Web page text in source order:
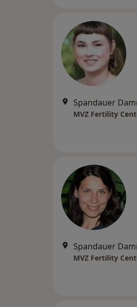
Spandauer
MVZ Fertility
Spandauer
MVZ Fertility